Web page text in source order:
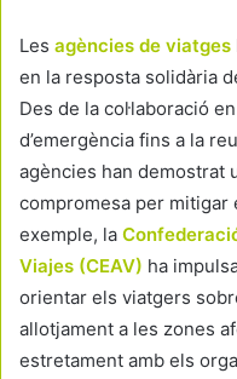
Les agències de viatges
en la resposta solidària
Des de la col·laboració
d’emergència fins a la
agències han demostrat
compromesa per mitigar
exemple, la
Viajes (CEAV) ha
orientar els viatgers
allotjament a les zones
estretament amb els